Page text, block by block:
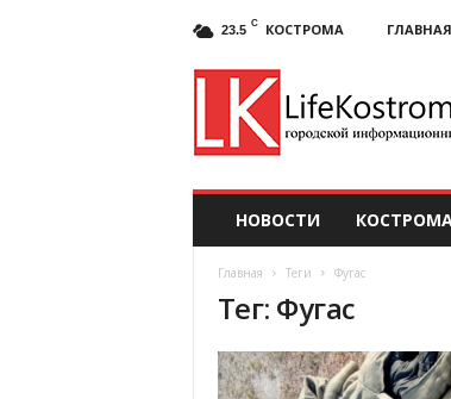
23.5 C КОСТРОМА ГЛАВНАЯ
НОВОСТИ
Главная Теги Фугас
Тег: Фугас